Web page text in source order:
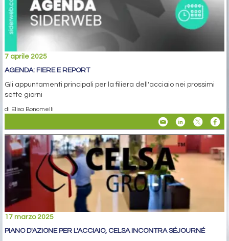
7 aprile 2025
AGENDA: FIERE E REPORT
Gli appuntamenti principali per la filiera dell'acciaio nei prossimi
sette giorni
di Elisa Bonomelli
17 marzo 2025
PIANO D'AZIONE PER L'ACCIAIO, CELSA INCONTRA SÉJOURNÉ